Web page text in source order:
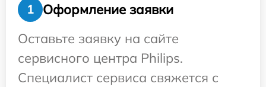
1
Оформление заявки
Оставьте заявку на сайте
сервисного центра Philips.
Специалист сервиса свяжется с